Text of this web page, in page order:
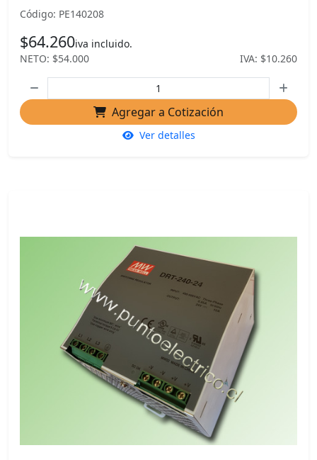
Código: PE140208
$64.260iva incluido.
NETO: $54.000
IVA: $10.260
Agregar a Cotización
Ver detalles